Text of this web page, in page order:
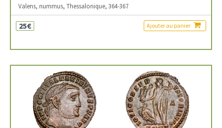
Valens, nummus, Thessalonique, 364-367
25€ Ajouter au panier